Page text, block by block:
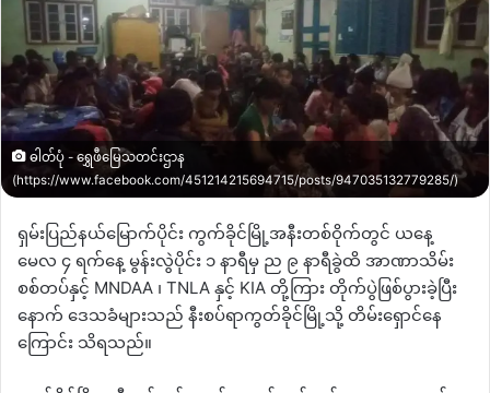
ဓါတ်ပုံ - ရွှေဖီမြေသတင်းဌာန
(https://www.facebook.com/451214215694715/posts/947035132779285/)
ရှမ်းပြည်နယ်မြောက်ပိုင်း ကွက်ခိုင်မြို့အနီးတစ်ဝိုက်တွင် ယနေ့
မေလ ၄ ရက်နေ့ မွန်းလွဲပိုင်း ၁ နာရီမှ ည ၉ နာရီခွဲထိ အာဏာသိမ်း
စစ်တပ်နှင့် MNDAA ၊ TNLA နှင့် KIA တို့ကြား တိုက်ပွဲဖြစ်ပွားခဲ့ပြီး
နောက် ဒေသခံများသည် နီးစပ်ရာကွတ်ခိုင်မြို့သို့ တိမ်းရှောင်နေ
ကြောင်း သိရသည်။